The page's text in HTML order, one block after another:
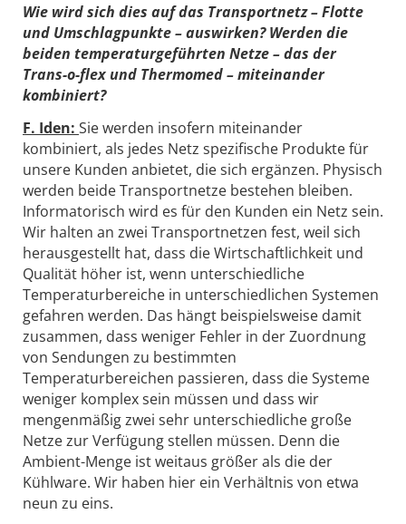
Wie wird sich dies auf das Transportnetz – Flotte
und Umschlagpunkte – auswirken? Werden die
beiden temperaturgeführten Netze – das der
Trans-o-flex und Thermomed – miteinander
kombiniert?
F. Iden: Sie werden insofern miteinander
kombiniert, als jedes Netz spezifische Produkte für
unsere Kunden anbietet, die sich ergänzen. Physisch
werden beide Transportnetze bestehen bleiben.
Informatorisch wird es für den Kunden ein Netz sein.
Wir halten an zwei Transportnetzen fest, weil sich
herausgestellt hat, dass die Wirtschaftlichkeit und
Qualität höher ist, wenn unterschiedliche
Temperaturbereiche in unterschiedlichen Systemen
gefahren werden. Das hängt beispielsweise damit
zusammen, dass weniger Fehler in der Zuordnung
von Sendungen zu bestimmten
Temperaturbereichen passieren, dass die Systeme
weniger komplex sein müssen und dass wir
mengenmäßig zwei sehr unterschiedliche große
Netze zur Verfügung stellen müssen. Denn die
Ambient-Menge ist weitaus größer als die der
Kühlware. Wir haben hier ein Verhältnis von etwa
neun zu eins.